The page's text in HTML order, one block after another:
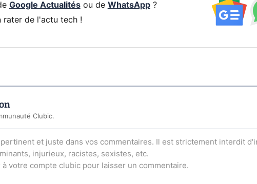
Google Actualitésou de WhatsApp?
rater de l'actu tech !
Clubic.